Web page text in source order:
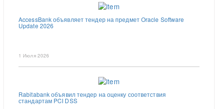
AccessBank объявляет тендер на предмет Oracle Software
Update 2026
1 Июля 2026
Rabitabank объявил тендер на оценку соответствия
стандартам PCI DSS